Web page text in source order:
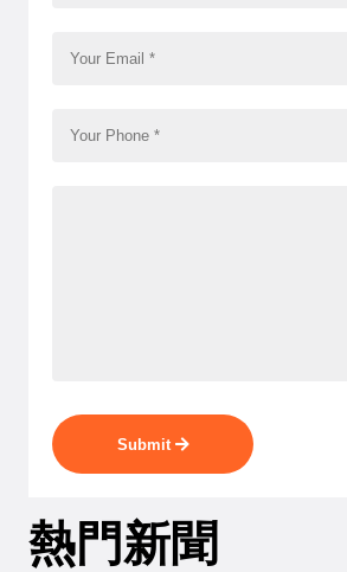
Submit
熱門新聞